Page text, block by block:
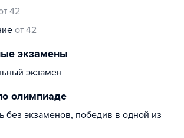
42
от 42
экзамены
экзамен
олимпиаде
без экзаменов, победив в одной из